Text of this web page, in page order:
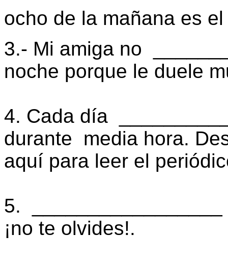
ocho de la mañana es
3.- Mi amiga no
noche porque le duele
4. Cada día
durante
media hora.
aquí para leer el
5.
¡no te olvides!.